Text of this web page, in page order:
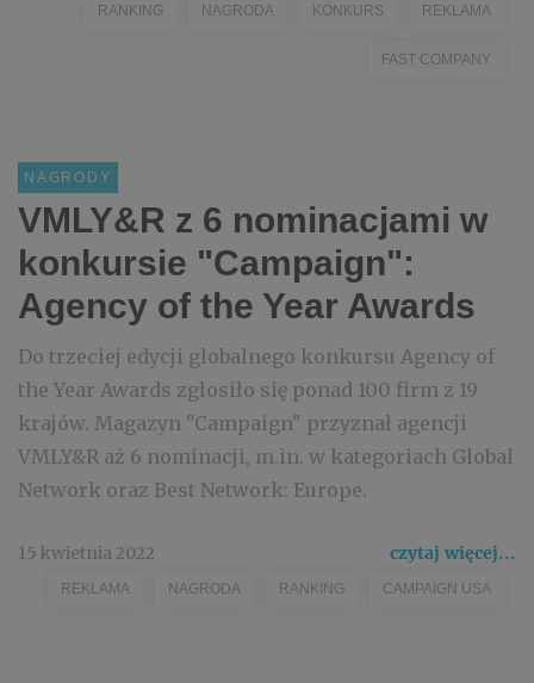
RANKING NAGRODA KONKURS REKLAMA
FAST COMPANY
NAGRODY
VMLY&R z 6 nominacjami w
konkursie "Campaign":
Agency of the Year Awards
Do trzeciej edycji globalnego konkursu Agency of
the Year Awards zgłosiło się ponad 100 firm z 19
krajów. Magazyn "Campaign" przyznał agencji
VMLY&R aż 6 nominacji, m.in. w kategoriach Global
Network oraz Best Network: Europe.
15 kwietnia 2022 czytaj więcej...
REKLAMA NAGRODA RANKING CAMPAIGN USA